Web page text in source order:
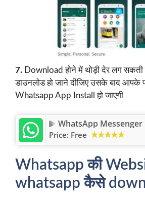
7. Download होने में थोड़ी देर लग
डाउनलोड हो जाने दीजिए उसके बाद आपके
Whatsapp App Install हो जाएगी
WhatsApp Messenger
Price: Free
Whatsapp की
whatsapp कैसे